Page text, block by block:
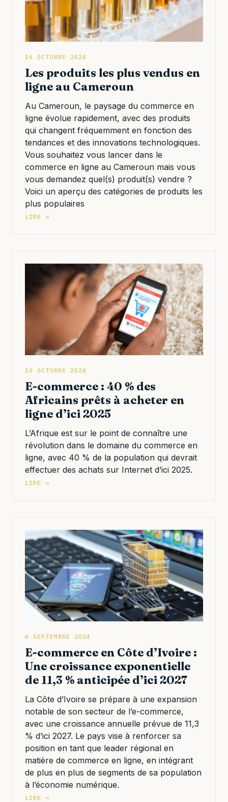
16 OCTOBRE 2024
Les produits les plus vendus en
ligne au Cameroun
Au Cameroun, le paysage du commerce en
ligne évolue rapidement, avec des produits
qui changent fréquemment en fonction des
tendances et des innovations technologiques.
Vous souhaitez vous lancer dans le
commerce en ligne au Cameroun mais vous
vous demandez quel(s) produit(s) vendre ?
Voici un aperçu des catégories de produits les
plus populaires
LIRE →
10 OCTOBRE 2024
E-commerce : 40 % des
Africains prêts à acheter en
ligne d’ici 2025
L’Afrique est sur le point de connaître une
révolution dans le domaine du commerce en
ligne, avec 40 % de la population qui devrait
effectuer des achats sur Internet d’ici 2025.
LIRE →
4 SEPTEMBRE 2024
E-commerce en Côte d’Ivoire :
Une croissance exponentielle
de 11,3 % anticipée d’ici 2027
La Côte d’Ivoire se prépare à une expansion
notable de son secteur de l’e-commerce,
avec une croissance annuelle prévue de 11,3
% d’ici 2027. Le pays vise à renforcer sa
position en tant que leader régional en
matière de commerce en ligne, en intégrant
de plus en plus de segments de sa population
à l’économie numérique.
LIRE →